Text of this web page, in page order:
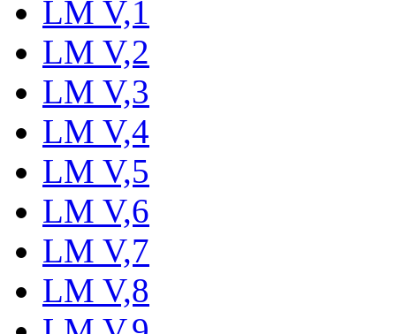
LM V,1
LM V,2
LM V,3
LM V,4
LM V,5
LM V,6
LM V,7
LM V,8